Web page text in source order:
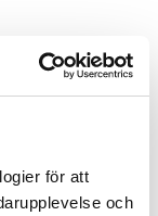
för att
och